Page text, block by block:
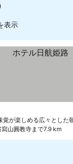
表示
覚が楽しめる広々とした
寫山圓教寺まで7.9 km